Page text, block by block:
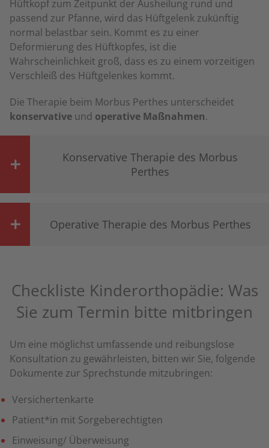
Hüftkopf zum Zeitpunkt der Ausheilung rund und
passend zur Pfanne, wird das Hüftgelenk zukünftig
normal belastbar sein. Kommt es zu einer
Deformierung des Hüftkopfes, ist die
Wahrscheinlichkeit groß, dass es zu einem vorzeitigen
Verschleiß des Hüftgelenkes kommt.
Die Therapie beim Morbus Perthes unterscheidet
konservative und operative Maßnahmen.
Konservative Therapie des Morbus
Perthes
Operative Therapie des Morbus Perthes
Checkliste Kinderorthopädie: Was
Sie zum Termin bitte mitbringen
Um eine möglichst umfassende und reibungslose
Konsultation zu gewährleisten, bitten wir Sie, folgende
Dokumente zur Sprechstunde mitzubringen:
Versichertenkarte
Patient*in mit Sorgeberechtigten
Einweisung/ Überweisung